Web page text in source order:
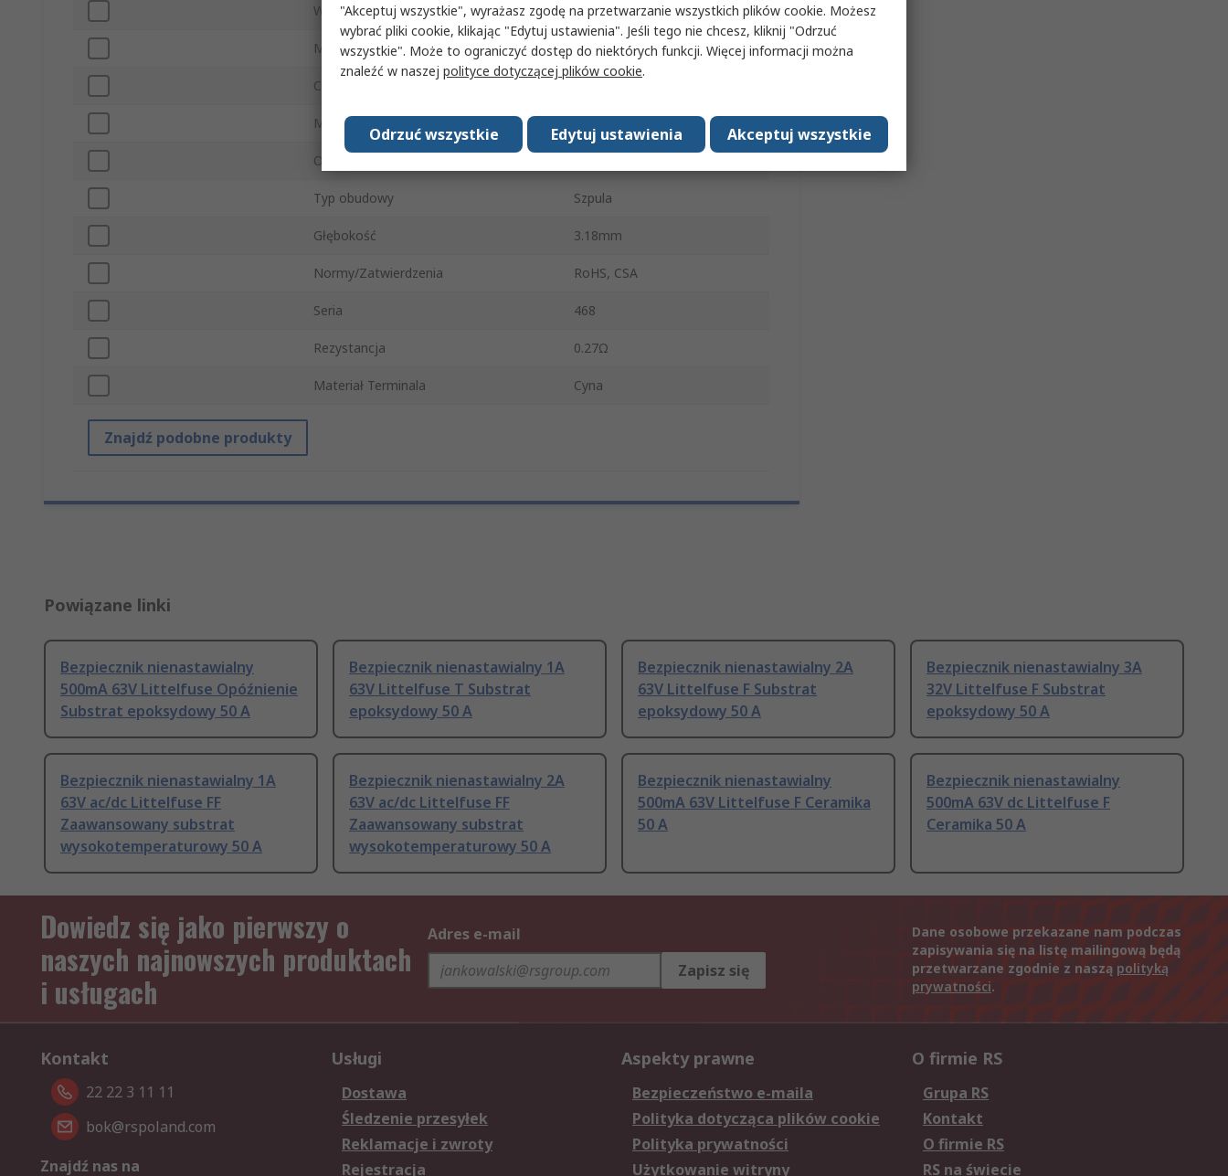
Wysokość 0.58mm
Minimalna temperatura robocza 90°C
Charakterystyka bezpiecznika
Maksymalna temperatura robocza
Obciążalność wyłącznika
Typ obudowy Szpula
Głębokość 3.18mm
Normy/Zatwierdzenia RoHS, CSA
Seria 468
Rezystancja 0.27Ω
Materiał Terminala Cyna
Znajdź podobne produkty
Powiązane linki
Bezpiecznik nienastawialny
500mA 63V Littelfuse Opóźnienie
Substrat epoksydowy 50 A
Bezpiecznik nienastawialny 1A
63V Littelfuse T Substrat
epoksydowy 50 A
Bezpiecznik nienastawialny 2A
63V Littelfuse F Substrat
epoksydowy 50 A
Bezpiecznik nienastawialny 3A
32V Littelfuse F Substrat
epoksydowy 50 A
Bezpiecznik nienastawialny 1A
63V ac/dc Littelfuse FF
Zaawansowany substrat
wysokotemperaturowy 50 A
Bezpiecznik nienastawialny 2A
63V ac/dc Littelfuse FF
Zaawansowany substrat
wysokotemperaturowy 50 A
Bezpiecznik nienastawialny
500mA 63V Littelfuse F Ceramika
50 A
Bezpiecznik nienastawialny
500mA 63V dc Littelfuse F
Ceramika 50 A
Dowiedz się jako pierwszy o
naszych najnowszych produktach
i usługach
Adres e-mail
Zapisz się
Dane osobowe przekazane nam podczas
zapisywania się na listę mailingową będą
przetwarzane zgodnie z naszą polityką
prywatności.
Kontakt
22 22 3 11 11
bok@rspoland.com
Znajdź nas na
Usługi
Dostawa
Śledzenie przesyłek
Reklamacje i zwroty
Rejestracja
Aspekty prawne
Bezpieczeństwo e-maila
Polityka dotycząca plików cookie
Polityka prywatności
Użytkowanie witryny
O firmie RS
Grupa RS
Kontakt
O firmie RS
RS na świecie
"Akceptuj wszystkie", wyrażasz zgodę na przetwarzanie wszystkich plików cookie. Możesz
wybrać pliki cookie, klikając "Edytuj ustawienia". Jeśli tego nie chcesz, kliknij "Odrzuć
wszystkie". Może to ograniczyć dostęp do niektórych funkcji. Więcej informacji można
znaleźć w naszej polityce dotyczącej plików cookie.
Akceptuj wszystkie
Edytuj ustawienia
Odrzuć wszystkie